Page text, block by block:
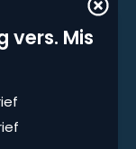
vers. Mis